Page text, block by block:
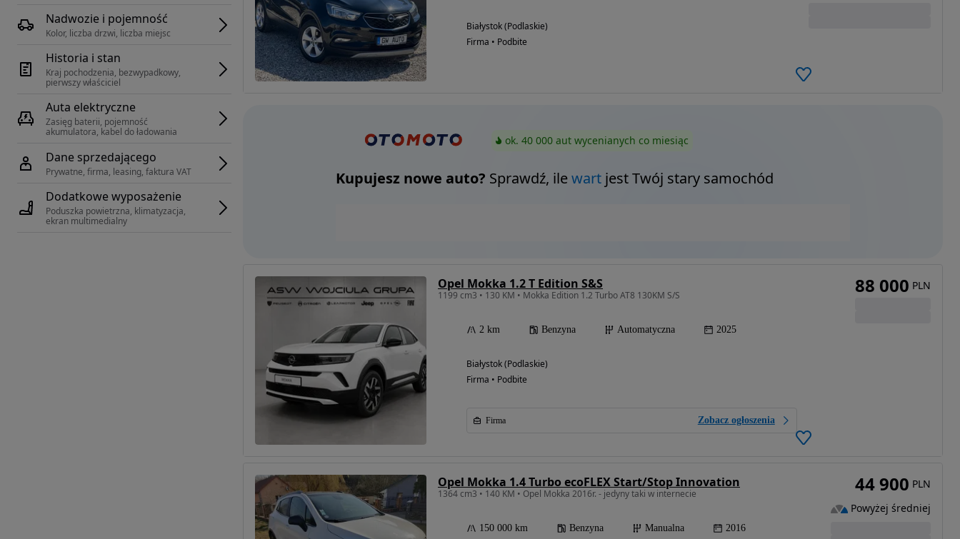
Nadwozie i pojemność
Kolor, liczba drzwi, liczba miejsc
Historia i stan
Kraj pochodzenia, bezwypadkowy,
pierwszy właściciel
Auta elektryczne
Zasięg baterii, pojemność
akumulatora, kabel do ładowania
Dane sprzedającego
Prywatne, firma, leasing, faktura VAT
Dodatkowe wyposażenie
Poduszka powietrzna, klimatyzacja,
ekran multimedialny
Białystok (Podlaskie)
Firma • Podbite
ok. 40 000 aut wycenianych co miesiąc
Kupujesz nowe auto? Sprawdź, ilewartjest Twój stary samochód
Opel Mokka 1.2 T Edition S&S
1199 cm3 • 130 KM • Mokka Edition 1.2 Turbo AT8 130KM S/S
2 km Benzyna Automatyczna 2025
Białystok (Podlaskie)
Firma • Podbite
Firma Zobacz ogłoszenia
88 000 PLN
Opel Mokka 1.4 Turbo ecoFLEX Start/Stop Innovation
1364 cm3 • 140 KM • Opel Mokka 2016r. - jedyny taki w internecie
150 000 km Benzyna Manualna 2016
44 900 PLN
Powyżej średniej